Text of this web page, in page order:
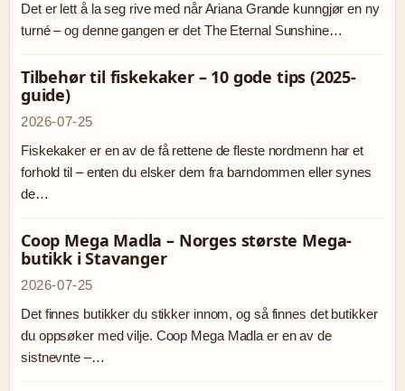
Det er lett å la seg rive med når Ariana Grande kunngjør en ny
turné – og denne gangen er det The Eternal Sunshine…
Tilbehør til fiskekaker – 10 gode tips (2025-
guide)
2026-07-25
Fiskekaker er en av de få rettene de fleste nordmenn har et
forhold til – enten du elsker dem fra barndommen eller synes
de…
Coop Mega Madla – Norges største Mega-
butikk i Stavanger
2026-07-25
Det finnes butikker du stikker innom, og så finnes det butikker
du oppsøker med vilje. Coop Mega Madla er en av de
sistnevnte –…